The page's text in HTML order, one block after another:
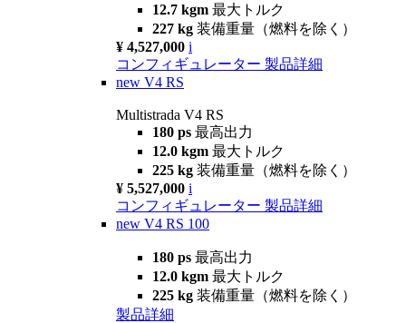
12.7 kgm 最大トルク
227 kg 装備重量（燃料を除く）
¥ 4,527,000 i
コンフィギュレーター 製品詳細
new V4 RS
Multistrada V4 RS
180 ps 最高出力
12.0 kgm 最大トルク
225 kg 装備重量（燃料を除く）
¥ 5,527,000 i
コンフィギュレーター 製品詳細
new V4 RS 100
180 ps 最高出力
12.0 kgm 最大トルク
225 kg 装備重量（燃料を除く）
製品詳細